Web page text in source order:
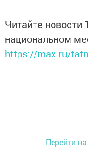
Читайте новости
национальном
https://max.ru/
Перейти